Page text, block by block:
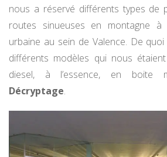
nous a réservé différents types de
routes sinueuses en montagne à
urbaine au sein de Valence. De
différents modèles qui nous
diesel, à l’essence, en boite
Décryptage.